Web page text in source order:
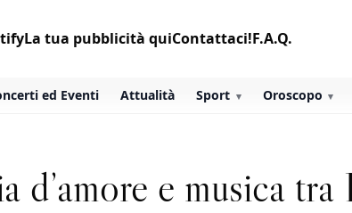
La tua pubblicità quiContattaci!F.A.Q.
ed Eventi Attualità Sport Oroscopo
d’amore e musica tra